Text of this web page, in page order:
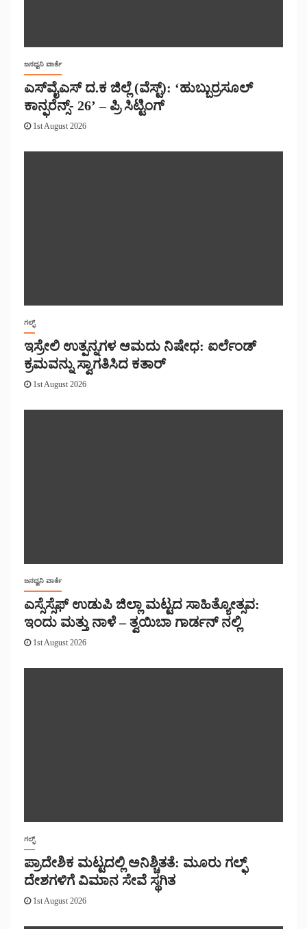
ಜನಧ್ವನಿ ವಾರ್ತೆ
ಎಸ್‌ವೈಎಸ್ ದ.ಕ ಜಿಲ್ಲೆ (ವೆಸ್ಟ್): ‘ಹುಬ್ಬುರ್ರಸೂಲ್
ಕಾನ್ಫರೆನ್ಸ್- 26’ – ಪ್ರಿ ಸಿಟ್ಟಿಂಗ್
1st August 2026
ಗಲ್ಫ್
ಇಸ್ರೇಲಿ ಉತ್ಪನ್ನಗಳ ಆಮದು ನಿಷೇಧ: ಐರ್ಲೆಂಡ್
ಕ್ರಮವನ್ನು ಸ್ವಾಗತಿಸಿದ ಕತಾರ್
1st August 2026
ಜನಧ್ವನಿ ವಾರ್ತೆ
ಎಸ್ಸೆಸ್ಸೆಫ್ ಉಡುಪಿ ಜಿಲ್ಲಾ ಮಟ್ಟದ ಸಾಹಿತ್ಯೋತ್ಸವ:
ಇಂದು ಮತ್ತು ನಾಳೆ – ತ್ವಯಿಬಾ ಗಾರ್ಡನ್ ನಲ್ಲಿ
1st August 2026
ಗಲ್ಫ್
ಪ್ರಾದೇಶಿಕ ಮಟ್ಟದಲ್ಲಿ ಅನಿಶ್ಚಿತತೆ: ಮೂರು ಗಲ್ಫ್
ದೇಶಗಳಿಗೆ ವಿಮಾನ ಸೇವೆ ಸ್ಥಗಿತ
1st August 2026